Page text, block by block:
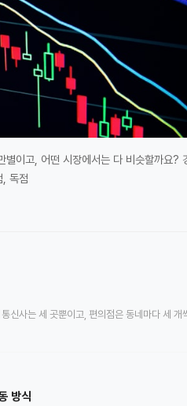
이고, 어떤 시장에서는 다 비슷할까요?
, 독점
방식